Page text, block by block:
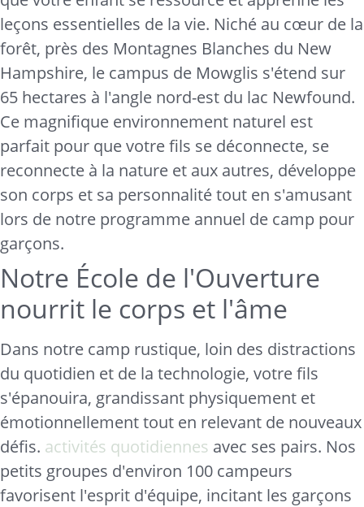
leçons essentielles de la vie. Niché au cœur de la
forêt, près des Montagnes Blanches du New
Hampshire, le campus de Mowglis s'étend sur
65 hectares à l'angle nord-est du lac Newfound.
Ce magnifique environnement naturel est
parfait pour que votre fils se déconnecte, se
reconnecte à la nature et aux autres, développe
son corps et sa personnalité tout en s'amusant
lors de notre programme annuel de camp pour
garçons.
Notre École de l'Ouverture
nourrit le corps et l'âme
Dans notre camp rustique, loin des distractions
du quotidien et de la technologie, votre fils
s'épanouira, grandissant physiquement et
émotionnellement tout en relevant de nouveaux
défis. activités quotidiennes avec ses pairs. Nos
petits groupes d'environ 100 campeurs
favorisent l'esprit d'équipe, incitant les garçons